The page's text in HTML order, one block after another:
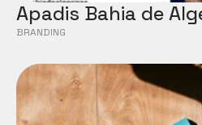
Apadis Bahia de
BRANDING